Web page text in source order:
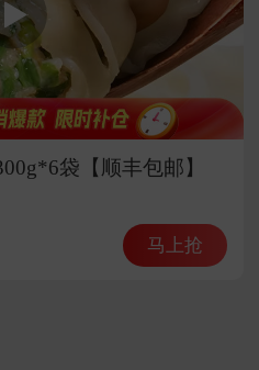
袋【顺丰包邮】
马上抢